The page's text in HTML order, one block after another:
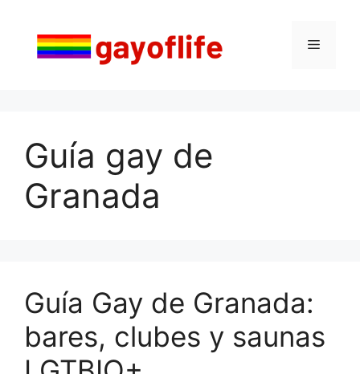
contenido
Menú
Guía gay de
Granada
Guía Gay de Granada:
bares, clubes y saunas